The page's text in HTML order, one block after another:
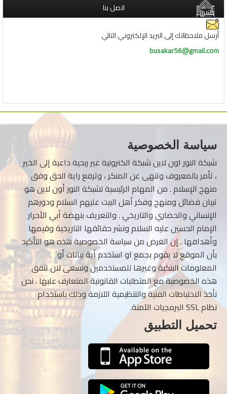
اتصل بنا
أرسل ملاحظاتك إلى البريد الإلكتروني التالي
busakar56@gmail.com
سياسة الخصوصية
شبكة النور اون لاين شبكة الكترونية غير ربحية داعية إلى الخير
، تأمر بالمعروف وتنهى عن المنكر ، وترفع راية الحق وفق
منهج الإسلام . من المهام الرئيسية لشبكة النور أون لاين هو
تبيان فضائل ومنهج وفكر أهل البيت عليهم السلام ودورهم
الإنساني والحضاري والتاريخي . والتعريف بنهضة أبي الأحرار
الإمام الحسين عليه السلام ونشر حقائقها التاريخية وقيمها
وأهدافها . إن الغرض من سياسة الخصوصية هذه هو التأكيد
بأن الموقع لا يقوم بجمع او استخدم أية بيانات أو
المعلومات البنكية وغيرها للمستخدمين ونسعى لان تتفق
هذه الخصوصية مع المتطلبات القانونية المتعارف عليها . نحن
نأخذ الاحتياطات الفنية والتنظيمية اللازمة وذلك باستخدام
نظام SSL البرمجيات الآمنة.
تحميل التطبيق